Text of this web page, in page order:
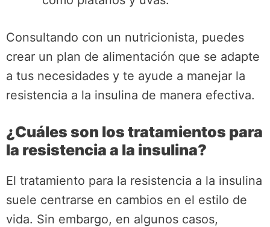
Consultando con un nutricionista, puedes
crear un plan de alimentación que se adapte
a tus necesidades y te ayude a manejar la
resistencia a la insulina de manera efectiva.
¿Cuáles son los tratamientos para
la resistencia a la insulina?
El tratamiento para la resistencia a la insulina
suele centrarse en cambios en el estilo de
vida. Sin embargo, en algunos casos,